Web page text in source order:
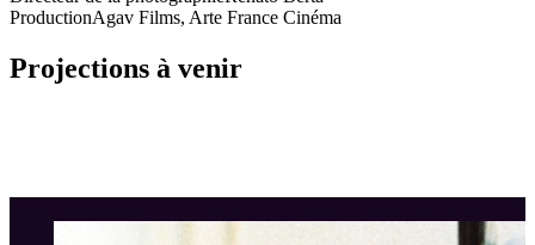
ProductionAgav Films, Arte France Cinéma
Projections à venir